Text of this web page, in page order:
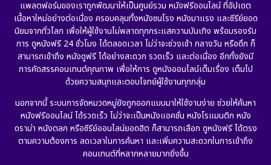
Detective สืบสวน (56)
Disaster (10)
Disney+ (24)
Drama ดราม่า (898)
Dystopian (17)
แพลตฟอร์มของเราถูกพัฒนาให้เป็นศูนย์รวม หนังฟรีออนไลน์ ที่อัปเดต
เนื้อหาใหม่อย่างต่อเนื่อง ครอบคลุมทั้งหนังชนโรง หนังมาแรง และซีรีย์ยอด
นิยมจากทั่วโลก เพื่อให้ผู้ใช้งานไม่พลาดทุกกระแสความบันเทิง พร้อมรองรับ
การ ดูหนังฟรี 24 ชั่วโมง ได้ตลอดเวลา ไม่ว่าจะช่วงเช้า กลางวัน หรือดึก ก็
สามารถเข้าถึง หนังดูฟรี ได้อย่างสะดวก รวดเร็ว และต่อเนื่อง อีกทั้งยังมี
การคัดสรรคอนเทนต์คุณภาพ เพื่อให้การ ดูหนังออนไลน์เต็มเรื่อง เต็มไป
ด้วยความสนุกและตอบโจทย์ผู้ใช้งานทุกกลุ่ม
นอกจากนี้ ระบบการจัดหมวดหมู่ยังถูกออกแบบมาให้ใช้งานง่าย ช่วยให้ค้นหา
หนังฟรีออนไลน์ ได้รวดเร็ว ไม่ว่าจะเป็นหนังแอคชั่น หนังโรแมนติก หนัง
ดราม่า หนังตลก หรือซีรีย์ออนไลน์ยอดฮิต ก็สามารถเลือก ดูหนังฟรี ได้ตรง
ตามความต้องการ ลดเวลาในการค้นหา และเพิ่มความสะดวกในการเข้าถึง
คอนเทนต์ที่หลากหลายมากยิ่งขึ้น